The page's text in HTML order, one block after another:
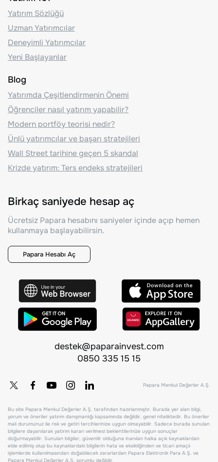
Yatırım Sözlüğü
Uzman Yatırımcılar
Deneyimli Yatırımcılar
Yeni Başlayanlar
Blog
Yatırımda Çeşitlendirmenin Önemi
Öğrenciler nasıl yatırım yapabilir?
Modern portföy teorisi nedir?
Ünlü yatırımcılar ve başarı stratejileri
Wall Street tarihine geçen 5 skandal
Krizde yatırım: Ters endeks stratejileri
Birkaç saniyede hesap aç
Ücretsiz Papara hesabını saniyeler içinde açıp hemen
kullanmaya başlayabilirsin.
Papara Hesabı Aç
destek@paparainvest.com
0850 335 15 15
Papara Menkul Değerler A.Ş.
Bu site Papara Menkul Değerler A.Ş. tarafından hazırlanmıştır. Burada yer alan bilgi,
yorum ve öneriler yatırım danışmanlığı kapsamında değildir, genel niteliktedir. Bu öneriler
mali durumunuz ile risk ve getiri tercihlerinize uygun olmayabilir. Sadece burada sunulan
bilgilere dayanılarak yatırım kararı verilmesi beklentilerinize uygun sonuçlar
doğurmayabilir. Sunulan bilgiler, güvenilir olduğuna inanılan halka açık kaynaklardan
elde edilmiş olup bu kaynaklardaki bilgilerin hata ve eksikliğinden ve ticari amaçlı
işlemlerde kullanılmasından doğabilecek zararlardan Papara Elektronik Para A.Ş. ve
Papara Menkul Değerler A.Ş. sorumlu değildir.